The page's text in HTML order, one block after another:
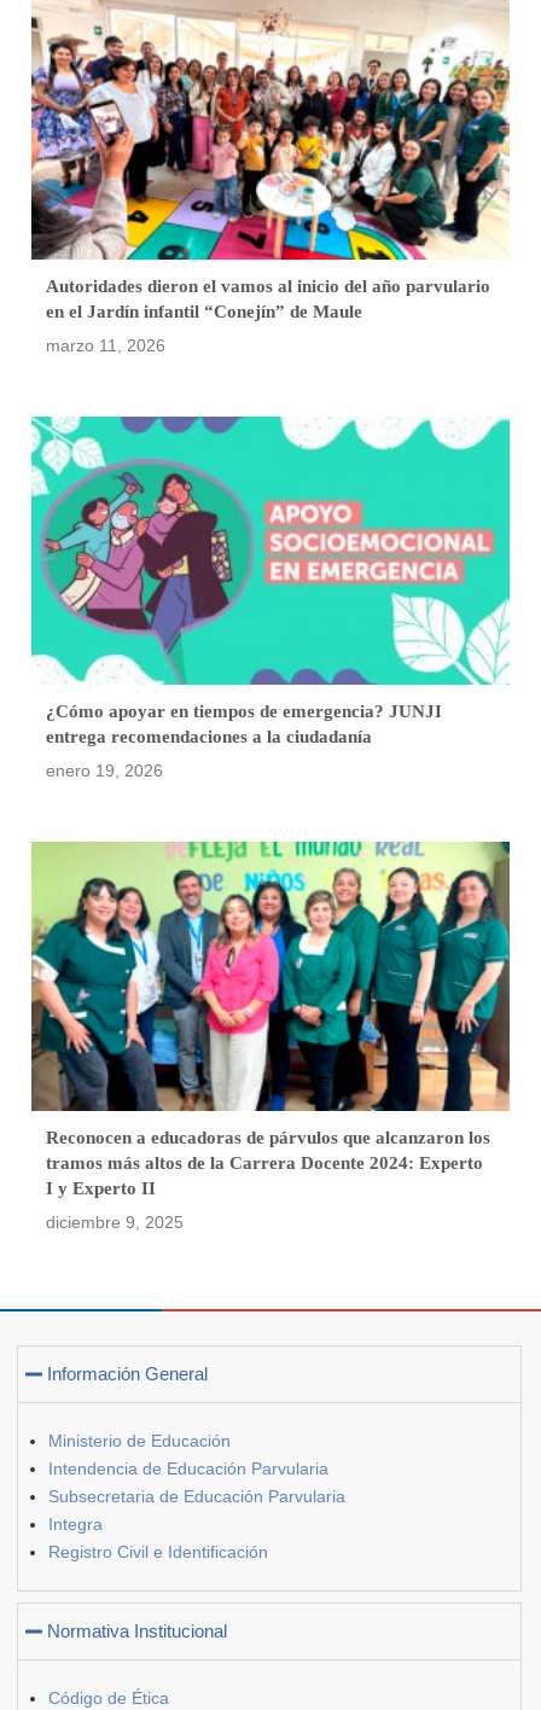
Autoridades dieron el vamos al inicio del año parvulario
en el Jardín infantil “Conejín” de Maule
marzo 11, 2026
¿Cómo apoyar en tiempos de emergencia? JUNJI
entrega recomendaciones a la ciudadanía
enero 19, 2026
Reconocen a educadoras de párvulos que alcanzaron los
tramos más altos de la Carrera Docente 2024: Experto
I y Experto II
diciembre 9, 2025
Información General
Ministerio de Educación
Intendencia de Educación Parvularia
Subsecretaria de Educación Parvularia
Integra
Registro Civil e Identificación
Normativa Institucional
Código de Ética